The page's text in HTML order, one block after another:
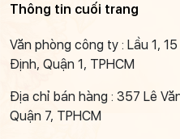
Thông tin cuối trang
Văn phòng công ty : Lầu 1,
Định, Quận 1, TPHCM
Địa chỉ bán hàng : 357 Lê
Quận 7, TPHCM